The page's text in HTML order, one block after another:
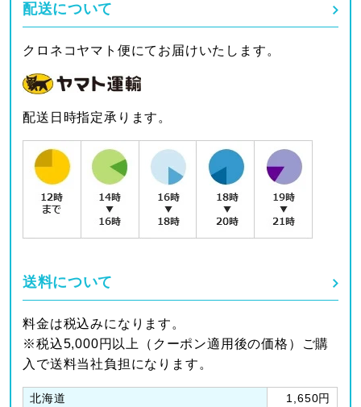
配送について
クロネコヤマト便にてお届けいたします。
配送日時指定承ります。
送料について
料金は税込みになります。
※税込5,000円以上（クーポン適用後の価格）ご購
入で送料当社負担になります。
北海道
1,650円